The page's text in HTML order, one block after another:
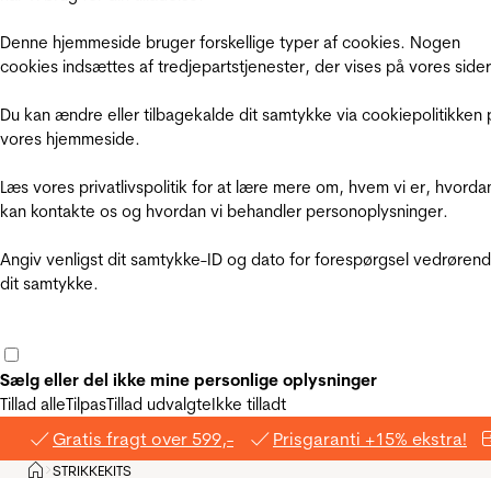
Denne hjemmeside bruger forskellige typer af cookies. Nogen
cookies indsættes af tredjepartstjenester, der vises på vores
Du kan ændre eller tilbagekalde dit samtykke via cookiepolitikken
vores hjemmeside.
Læs vores privatlivspolitik for at lære mere om, hvem vi er,
kan kontakte os og hvordan vi behandler personoplysninger.
Angiv venligst dit samtykke-ID og dato for forespørgsel
dit samtykke.
Sælg eller del ikke mine personlige oplysninger
Tillad alleTilpasTillad udvalgteIkke tilladt
Gratis fragt over 599,- Prisgaranti +15% ekstra!
Hjem
>STRIKKEKITS